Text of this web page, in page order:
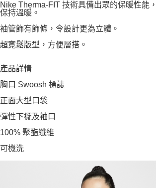
Nike Therma-FIT 技術具備出眾的保暖性能
保持溫暖。
袖管飾有飾條，令設計更為立體。
超寬鬆版型，方便層搭。
產品詳情
胸口 Swoosh 標誌
正面大型口袋
彈性下襬及袖口
100% 聚酯纖維
可機洗